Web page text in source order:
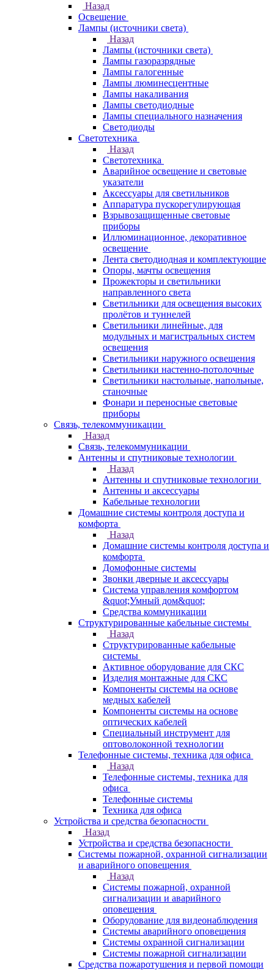
Назад
Освещение
Лампы (источники света)
Назад
Лампы (источники света)
Лампы газоразрядные
Лампы галогенные
Лампы люминесцентные
Лампы накаливания
Лампы светодиодные
Лампы специального назначения
Светодиоды
Светотехника
Назад
Светотехника
Аварийное освещение и световые
указатели
Аксессуары для светильников
Аппаратура пускорегулирующая
Взрывозащищенные световые
приборы
Иллюминационное, декоративное
освещение
Лента светодиодная и комплектующие
Опоры, мачты освещения
Прожекторы и светильники
направленного света
Светильники для освещения высоких
пролётов и туннелей
Светильники линейные, для
модульных и магистральных систем
освещения
Светильники наружного освещения
Светильники настенно-потолочные
Светильники настольные, напольные,
станочные
Фонари и переносные световые
приборы
Связь, телекоммуникации
Назад
Связь, телекоммуникации
Антенны и спутниковые технологии
Назад
Антенны и спутниковые технологии
Антенны и аксессуары
Кабельные технологии
Домашние системы контроля доступа и
комфорта
Назад
Домашние системы контроля доступа и
комфорта
Домофонные системы
Звонки дверные и аксессуары
Система управления комфортом
&quot;Умный дом&quot;
Средства коммуникации
Структурированные кабельные системы
Назад
Структурированные кабельные
системы
Активное оборудование для СКС
Изделия монтажные для СКС
Компоненты системы на основе
медных кабелей
Компоненты системы на основе
оптических кабелей
Специальный инструмент для
оптоволоконной технологии
Телефонные системы, техника для офиса
Назад
Телефонные системы, техника для
офиса
Телефонные системы
Техника для офиса
Устройства и средства безопасности
Назад
Устройства и средства безопасности
Системы пожарной, охранной сигнализации
и аварийного оповещения
Назад
Системы пожарной, охранной
сигнализации и аварийного
оповещения
Оборудование для видеонаблюдения
Системы аварийного оповещения
Системы охранной сигнализации
Системы пожарной сигнализации
Средства пожаротушения и первой помощи